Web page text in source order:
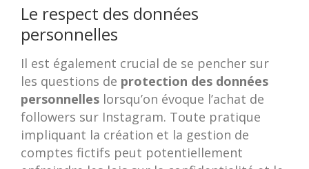
Le respect des données
personnelles
Il est également crucial de se pencher sur
les questions de protection des données
personnelles lorsqu’on évoque l’achat de
followers sur Instagram. Toute pratique
impliquant la création et la gestion de
comptes fictifs peut potentiellement